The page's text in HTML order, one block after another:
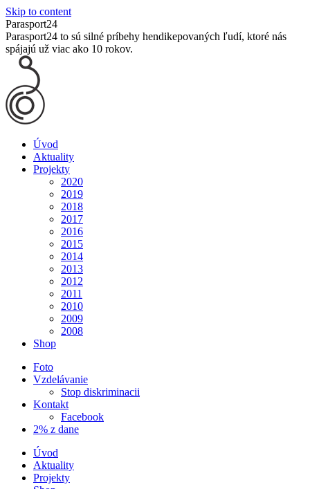
Skip to content
Parasport24
Parasport24 to sú silné príbehy hendikepovaných ľudí, ktoré nás
spájajú už viac ako 10 rokov.
Úvod
Aktuality
Projekty
2020
2019
2018
2017
2016
2015
2014
2013
2012
2011
2010
2009
2008
Shop
Foto
Vzdelávanie
Stop diskriminacii
Kontakt
Facebook
2% z dane
Úvod
Aktuality
Projekty